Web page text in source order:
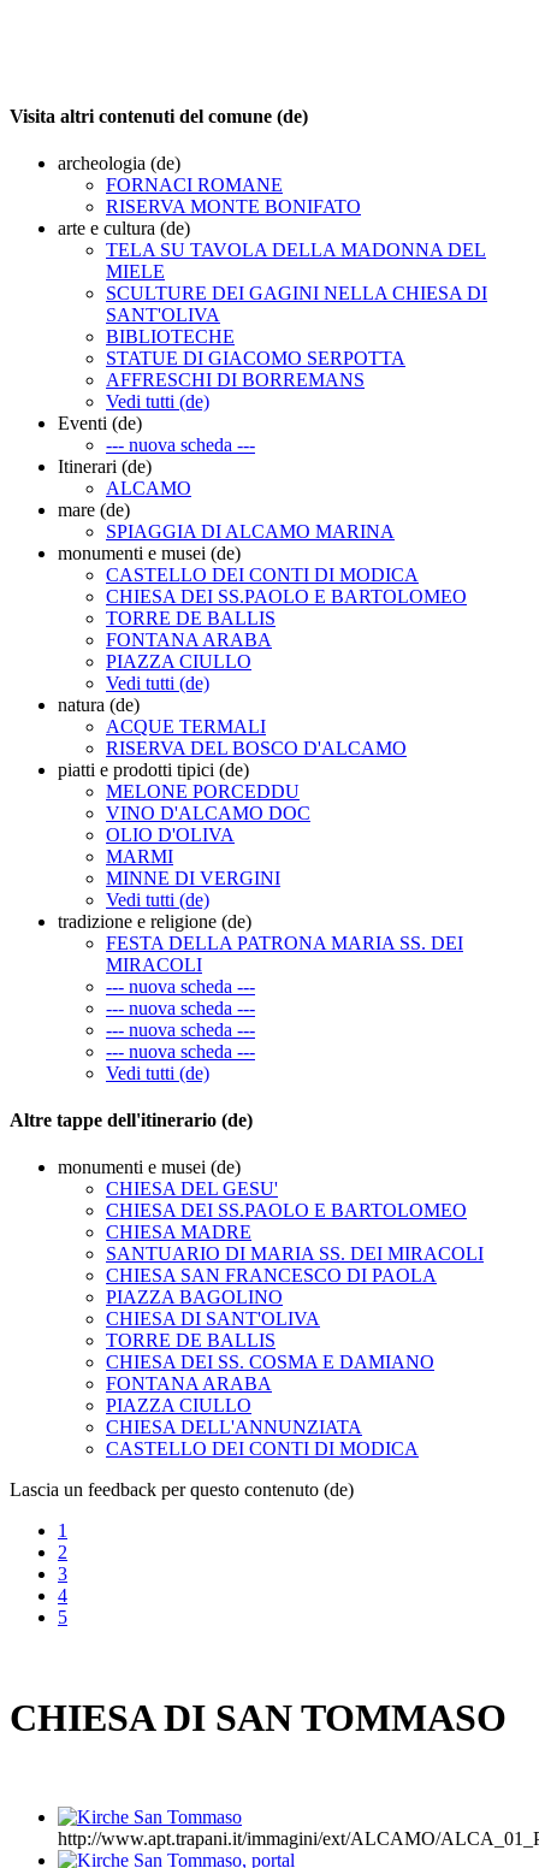
Visita altri contenuti del comune (de)
archeologia (de)
FORNACI ROMANE
RISERVA MONTE BONIFATO
arte e cultura (de)
TELA SU TAVOLA DELLA MADONNA DEL
MIELE
SCULTURE DEI GAGINI NELLA CHIESA DI
SANT'OLIVA
BIBLIOTECHE
STATUE DI GIACOMO SERPOTTA
AFFRESCHI DI BORREMANS
Vedi tutti (de)
Eventi (de)
--- nuova scheda ---
Itinerari (de)
ALCAMO
mare (de)
SPIAGGIA DI ALCAMO MARINA
monumenti e musei (de)
CASTELLO DEI CONTI DI MODICA
CHIESA DEI SS.PAOLO E BARTOLOMEO
TORRE DE BALLIS
FONTANA ARABA
PIAZZA CIULLO
Vedi tutti (de)
natura (de)
ACQUE TERMALI
RISERVA DEL BOSCO D'ALCAMO
piatti e prodotti tipici (de)
MELONE PORCEDDU
VINO D'ALCAMO DOC
OLIO D'OLIVA
MARMI
MINNE DI VERGINI
Vedi tutti (de)
tradizione e religione (de)
FESTA DELLA PATRONA MARIA SS. DEI
MIRACOLI
--- nuova scheda ---
--- nuova scheda ---
--- nuova scheda ---
--- nuova scheda ---
Vedi tutti (de)
Altre tappe dell'itinerario (de)
monumenti e musei (de)
CHIESA DEL GESU'
CHIESA DEI SS.PAOLO E BARTOLOMEO
CHIESA MADRE
SANTUARIO DI MARIA SS. DEI MIRACOLI
CHIESA SAN FRANCESCO DI PAOLA
PIAZZA BAGOLINO
CHIESA DI SANT'OLIVA
TORRE DE BALLIS
CHIESA DEI SS. COSMA E DAMIANO
FONTANA ARABA
PIAZZA CIULLO
CHIESA DELL'ANNUNZIATA
CASTELLO DEI CONTI DI MODICA
Lascia un feedback per questo contenuto (de)
1
2
3
4
5
CHIESA DI SAN TOMMASO
http://www.apt.trapani.it/immagini/ext/ALCAMO/